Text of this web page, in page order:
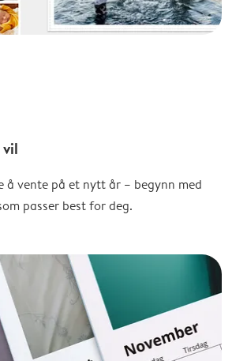
å vente på et nytt år – begynn med
passer best for deg.